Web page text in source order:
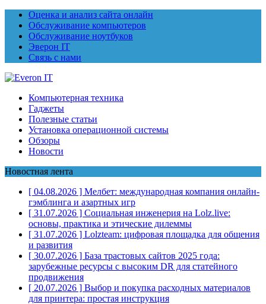
Оценка и анализ сайта онлайн
Обслуживание компьютеров
Обслуживание ноутбуков
Эверон IT
Связь с нами
Компьютерная техника
Гаджеты
Полезные статьи
Установка операционной системы
Обзоры
Новости
Новостная лента
[ 04.08.2026 ] Мелбет: международная компания онлайн-
гэмблинга и азартных игр
[ 31.07.2026 ] Социальная инженерия на Lolz.live:
основы, практика и этические дилеммы
[ 31.07.2026 ] Lolzteam: цифровая площадка для общения
и развития
[ 30.07.2026 ] База трастовых сайтов 2025 года:
зарубежные ресурсы с высоким DR для статейного
продвижения
[ 20.07.2026 ] Выбор и покупка расходных материалов
для принтера: простая инструкция